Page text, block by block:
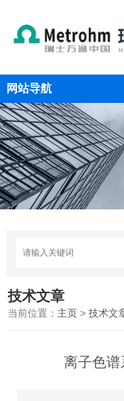
网站导航
技术文章
当前位置： 主页 >技术文
离子色